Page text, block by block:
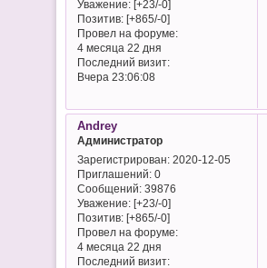
Уважение: [+23/-0]
Позитив: [+865/-0]
Провел на форуме:
4 месяца 22 дня
Последний визит:
Вчера 23:06:08
Andrey
Администратор
Зарегистрирован: 2020-12-05
Приглашений:0
Сообщений:39876
Уважение: [+23/-0]
Позитив: [+865/-0]
Провел на форуме:
4 месяца 22 дня
Последний визит: